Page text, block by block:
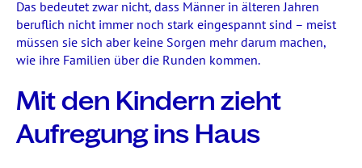
Das bedeutet zwar nicht, dass Männer in älteren Jahren
beruflich nicht immer noch stark eingespannt sind – meist
müssen sie sich aber keine Sorgen mehr darum machen,
wie ihre Familien über die Runden kommen.
Mit den Kindern zieht
Aufregung ins Haus